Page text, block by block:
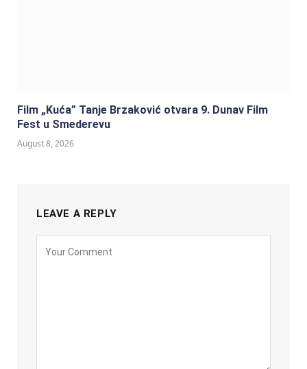
Film „Kuća” Tanje Brzaković otvara 9. Dunav Film
Fest u Smederevu
August 8, 2026
LEAVE A REPLY